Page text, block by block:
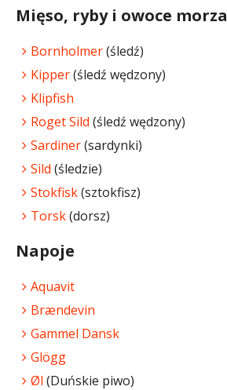
Mięso, ryby i owoce morza
Bornholmer(śledź)
Kipper(śledź wędzony)
Klipfish
Roget Sild (śledź wędzony)
Sardiner(sardynki)
Sild (śledzie)
Stokfisk(sztokfisz)
Torsk(dorsz)
Napoje
Aquavit
Brændevin
Gammel Dansk
Glögg
Øl (Duńskie piwo)